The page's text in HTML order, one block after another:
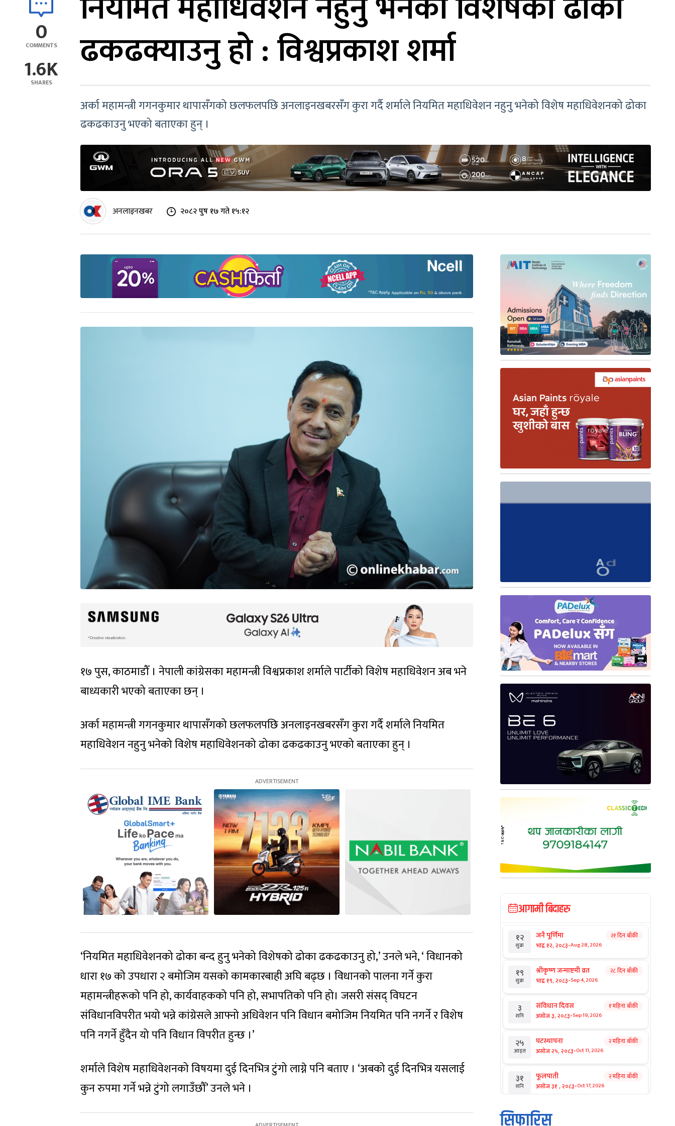
0
COMMENTS
1.6K
SHARES
ढकढक्याउनु हो : विश्वप्रकाश शर्मा
अर्का महामन्त्री गगनकुमार थापासँगको छलफलपछि अनलाइनखबरसँग कुरा गर्दै शर्माले नियमित महाधिवेशन नहुनु भनेको विशेष महाधिवेशनको ढोका
ढकढकाउनु भएको बताएका हुन् ।
अनलाइनखबर २०८२ पुष १७ गते १५:१२
१७ पुस, काठमाडौँ । नेपाली कांग्रेसका महामन्त्री विश्वप्रकाश शर्माले पार्टीको विशेष महाधिवेशन अब भने
बाध्यकारी भएको बताएका छन् ।
अर्का महामन्त्री गगनकुमार थापासँगको छलफलपछि अनलाइनखबरसँग कुरा गर्दै शर्माले नियमित
महाधिवेशन नहुनु भनेको विशेष महाधिवेशनको ढोका ढकढकाउनु भएको बताएका हुन् ।
‘नियमित महाधिवेशनको ढोका बन्द हुनु भनेको विशेषको ढोका ढकढकाउनु हो,’ उनले भने, ‘ विधानको
धारा १७ को उपधारा २ बमोजिम यसको कामकारबाही अघि बढ्छ । विधानको पालना गर्ने कुरा
महामन्त्रीहरूको पनि हो, कार्यवाहकको पनि हो, सभापतिको पनि हो। जसरी संसद् विघटन
संविधानविपरीत भयो भन्ने कांग्रेसले आफ्नो अधिवेशन पनि विधान बमोजिम नियमित पनि नगर्ने र विशेष
पनि नगर्ने हुँदैन यो पनि विधान विपरीत हुन्छ ।’
शर्माले विशेष महाधिवेशनको विषयमा दुई दिनभित्र टुंगो लाग्ने पनि बताए । ‘अबको दुई दिनभित्र यसलाई
कुन रुपमा गर्ने भन्ने टुंगो लगाउँछौँ’ उनले भने ।
आगामी बिदाहरु
१२
शुक्र
जनै पूर्णिमा
भाद्र १२, २०८३-Aug 28, 2026
२१ दिन बाँकी
१९
शुक्र
श्रीकृष्ण जन्माष्टमी व्रत
भाद्र १९, २०८३-Sep 4, 2026
२८ दिन बाँकी
३
शनि
संविधान दिवस
असोज ३, २०८३-Sep 19, 2026
१ महिना बाँकी
२५
आइत
घटस्थापना
असोज २५, २०८३-Oct 11, 2026
२ महिना बाँकी
३१
शनि
फूलपाती
असोज ३१ , २०८३-Oct 17, 2026
२ महिना बाँकी
१
आइत
कार्तिक सङ्क्रान्ति
कार्तिक १, २०८३
सिफारिस